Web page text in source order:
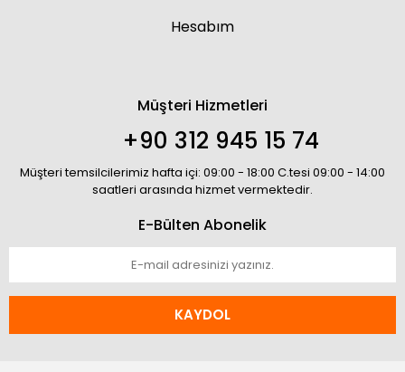
Hesabım
Müşteri Hizmetleri
+90 312 945 15 74
Müşteri temsilcilerimiz hafta içi: 09:00 - 18:00 C.tesi 09:00 - 14:00
saatleri arasında hizmet vermektedir.
E-Bülten Abonelik
KAYDOL